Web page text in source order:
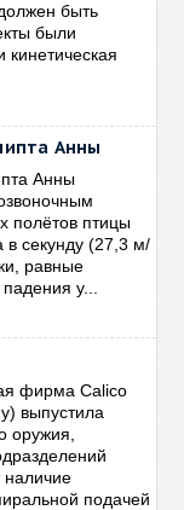
быть
были
кинетическая
Анны
Анны
полётов птицы
в секунду (27,3 м/
равные
у...
фирма Calico
выпустила
оружия,
подачей